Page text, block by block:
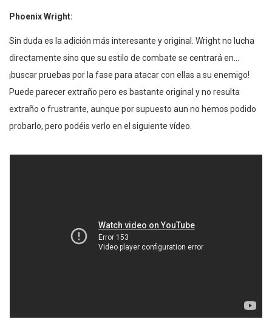
Phoenix Wright:
Sin duda es la adición más interesante y original. Wright no lucha
directamente sino que su estilo de combate se centrará en…
¡buscar pruebas por la fase para atacar con ellas a su enemigo!
Puede parecer extraño pero es bastante original y no resulta
extraño o frustrante, aunque por supuesto aun no hemos podido
probarlo, pero podéis verlo en el siguiente vídeo.